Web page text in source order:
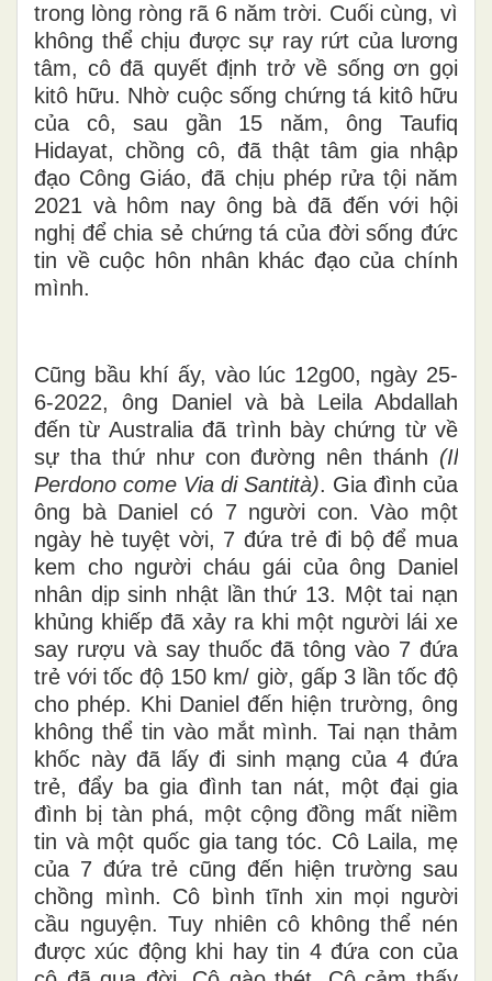
trong lòng ròng rã 6 năm trời. Cuối cùng, vì
không thể chịu được sự ray rứt của lương
tâm, cô đã quyết định trở về sống ơn gọi
kitô hữu. Nhờ cuộc sống chứng tá kitô hữu
của cô, sau gần 15 năm, ông Taufiq
Hidayat, chồng cô, đã thật tâm gia nhập
đạo Công Giáo, đã chịu phép rửa tội năm
2021 và hôm nay ông bà đã đến với hội
nghị để chia sẻ chứng tá của đời sống đức
tin về cuộc hôn nhân khác đạo của chính
mình.
Cũng bầu khí ấy, vào lúc 12g00, ngày 25-
6-2022, ông Daniel và bà Leila Abdallah
đến từ Australia đã trình bày chứng từ về
sự tha thứ như con đường nên thánh (Il
Perdono come Via di Santità). Gia đình của
ông bà Daniel có 7 người con. Vào một
ngày hè tuyệt vời, 7 đứa trẻ đi bộ để mua
kem cho người cháu gái của ông Daniel
nhân dịp sinh nhật lần thứ 13. Một tai nạn
khủng khiếp đã xảy ra khi một người lái xe
say rượu và say thuốc đã tông vào 7 đứa
trẻ với tốc độ 150 km/ giờ, gấp 3 lần tốc độ
cho phép. Khi Daniel đến hiện trường, ông
không thể tin vào mắt mình. Tai nạn thảm
khốc này đã lấy đi sinh mạng của 4 đứa
trẻ, đẩy ba gia đình tan nát, một đại gia
đình bị tàn phá, một cộng đồng mất niềm
tin và một quốc gia tang tóc. Cô Laila, mẹ
của 7 đứa trẻ cũng đến hiện trường sau
chồng mình. Cô bình tĩnh xin mọi người
cầu nguyện. Tuy nhiên cô không thể nén
được xúc động khi hay tin 4 đứa con của